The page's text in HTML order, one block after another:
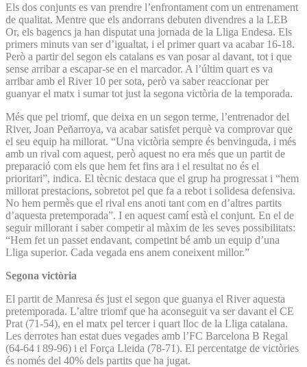
Els dos conjunts es van prendre l’enfrontament com un entrenament
de qualitat. Mentre que els andorrans debuten divendres a la LEB
Or, els bagencs ja han disputat una jornada de la Lliga Endesa. Els
primers minuts van ser d’igualtat, i el primer quart va acabar 16-18.
Però a partir del segon els catalans es van posar al davant, tot i que
sense arribar a escapar-se en el marcador. A l’últim quart es va
arribar amb el River 10 per sota, però va saber reaccionar per
guanyar el matx i sumar tot just la segona victòria de la temporada.
Més que pel triomf, que deixa en un segon terme, l’entrenador del
River, Joan Peñarroya, va acabar satisfet perquè va comprovar que
el seu equip ha millorat. “Una victòria sempre és benvinguda, i més
amb un rival com aquest, però aquest no era més que un partit de
preparació com els que hem fet fins ara i el resultat no és el
prioritari”, indica. El tècnic destaca que el grup ha progressat i “hem
millorat prestacions, sobretot pel que fa a rebot i solidesa defensiva.
No hem permès que el rival ens anoti tant com en d’altres partits
d’aquesta pretemporada”. I en aquest camí està el conjunt. En el de
seguir millorant i saber competir al màxim de les seves possibilitats:
“Hem fet un passet endavant, competint bé amb un equip d’una
Lliga superior. Cada vegada ens anem coneixent millor.”
Segona victòria
El partit de Manresa és just el segon que guanya el River aquesta
pretemporada. L’altre triomf que ha aconseguit va ser davant el CE
Prat (71-54), en el matx pel tercer i quart lloc de la Lliga catalana.
Les derrotes han estat dues vegades amb l’FC Barcelona B Regal
(64-64 i 89-96) i el Força Lleida (78-71). El percentatge de victòries
és només del 40% dels partits que ha jugat.